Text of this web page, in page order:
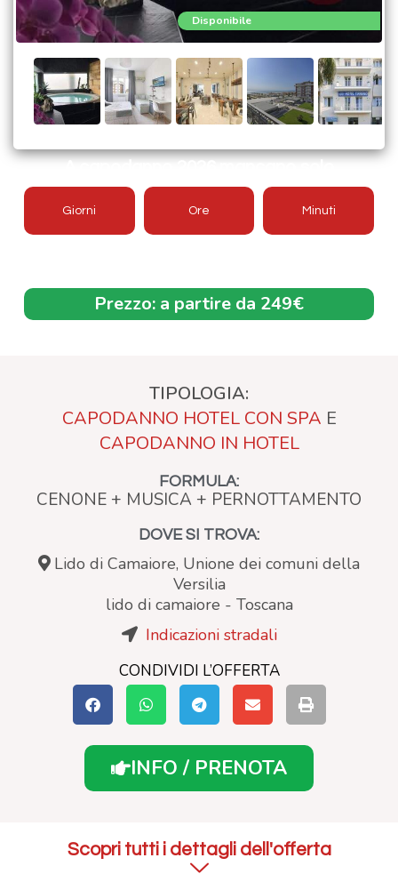
Disponibile
Giorni Ore Minuti
Prezzo: a partire da 249€
TIPOLOGIA:
CAPODANNO HOTEL CON SPA E
CAPODANNO IN HOTEL
FORMULA:
CENONE + MUSICA + PERNOTTAMENTO
DOVE SI TROVA:
Lido di Camaiore, Unione dei comuni della
Versilia
lido di camaiore - Toscana
Indicazioni stradali
CONDIVIDI L’OFFERTA
INFO / PRENOTA
Scopri tutti i dettagli dell'offerta